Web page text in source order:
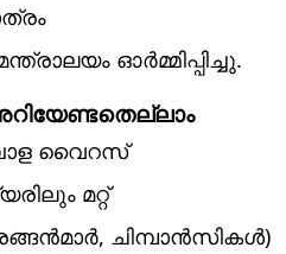
ഓർമ്മിപ്പിച്ചു.
വൈറസ്
മറ്റ്
ചിമ്പാൻസികൾ)